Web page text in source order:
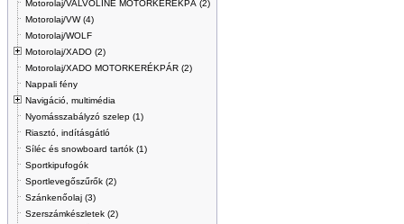
Motorolaj/VALVOLINE MOTORKERÉKPÁ (2)
Motorolaj/VW (4)
Motorolaj/WOLF
Motorolaj/XADO (2)
Motorolaj/XADO MOTORKERÉKPÁR (2)
Nappali fény
Navigáció, multimédia
Nyomásszabályzó szelep (1)
Riasztó, indításgátló
Síléc és snowboard tartók (1)
Sportkipufogók
Sportlevegőszűrők (2)
Szánkenőolaj (3)
Szerszámkészletek (2)